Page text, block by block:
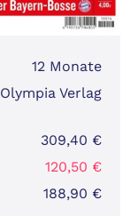
12 Monate
Olympia Verlag
309,40 €
120,50 €
188,90 €